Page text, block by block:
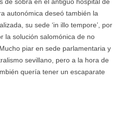
autonómica deseó también la
su sede ‘in illo tempore’, por
la solución salomónica de no
piar en sede parlamentaria y
sevillano, pero a la hora de
quería tener un escaparate